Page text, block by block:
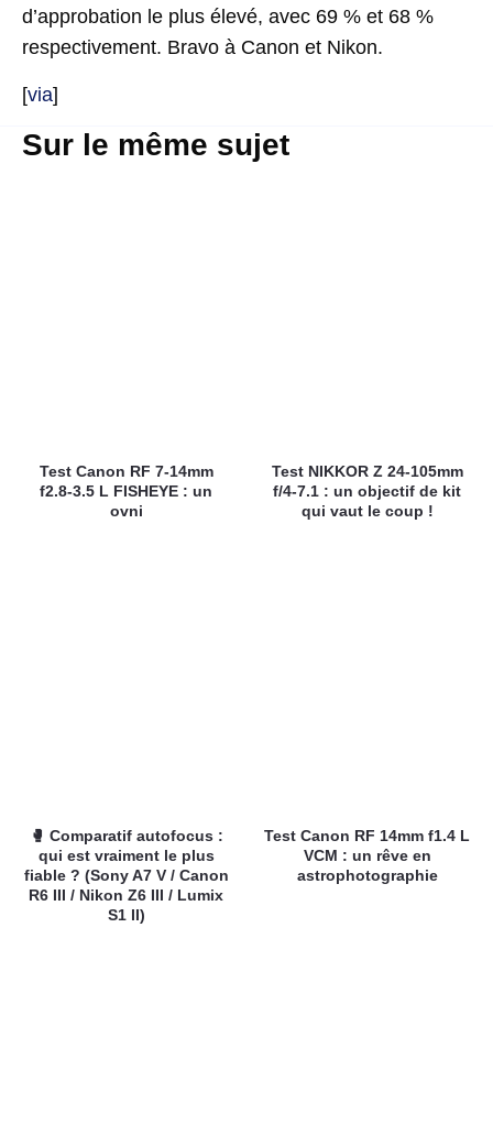
d’approbation le plus élevé, avec 69 % et 68 %
respectivement. Bravo à Canon et Nikon.
[via]
Sur le même sujet
Test Canon RF 7-14mm
f2.8-3.5 L FISHEYE : un
ovni
Test NIKKOR Z 24-105mm
f/4-7.1 : un objectif de kit
qui vaut le coup !
🥊 Comparatif autofocus :
qui est vraiment le plus
fiable ? (Sony A7 V / Canon
R6 III / Nikon Z6 III / Lumix
S1 II)
Test Canon RF 14mm f1.4 L
VCM : un rêve en
astrophotographie